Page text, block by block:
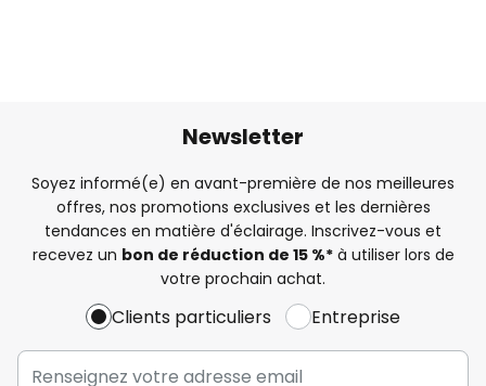
Newsletter
Soyez informé(e) en avant-première de nos meilleures
offres, nos promotions exclusives et les dernières
tendances en matière d'éclairage. Inscrivez-vous et
recevez un bon de réduction de 15 %*à utiliser lors de
votre prochain achat.
Clients particuliers Entreprise